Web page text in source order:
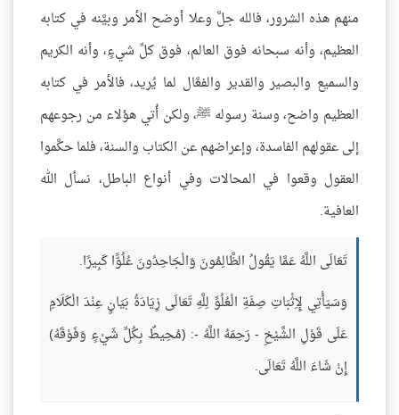
منهم هذه الشرور، فالله جلَّ وعلا أوضح الأمر وبيَّنه في كتابه
العظيم، وأنه سبحانه فوق العالم، فوق كلِّ شيءٍ، وأنه الكريم
والسميع والبصير والقدير والفعَّال لما يُريد، فالأمر في كتابه
العظيم واضح، وسنة رسوله ﷺ، ولكن أُتي هؤلاء من رجوعهم
إلى عقولهم الفاسدة، وإعراضهم عن الكتاب والسنة، فلما حكَّموا
العقول وقعوا في المحالات وفي أنواع الباطل، نسأل الله
العافية.
تَعَالَى اللَّهُ عَمَّا يَقُولُ الظَّالِمُونَ وَالْجَاحِدُونَ عُلُوًّا كَبِيرًا.
وَسَيَأْتِي لِإِثْبَاتِ صِفَةِ الْعُلُوِّ لِلَّهِ تَعَالَى زِيَادَةُ بَيَانٍ عِنْدَ الْكَلَامِ
عَلَى قَوْلِ الشَّيْخِ - رَحِمَهُ اللَّهُ -: (مُحِيطٌ بِكُلِّ شَيْءٍ وَفَوْقَهُ)
إِنْ شَاءَ اللَّهُ تَعَالَى.